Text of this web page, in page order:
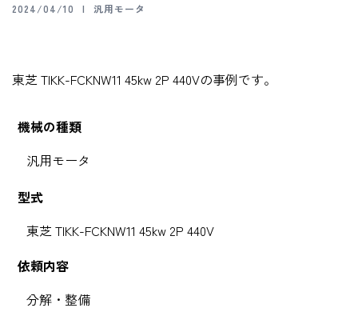
2024/04/10 汎用モータ
東芝 TIKK-FCKNW11 45kw 2P 440Vの事例です。
機械の種類
汎用モータ
型式
東芝 TIKK-FCKNW11 45kw 2P 440V
依頼内容
分解・整備